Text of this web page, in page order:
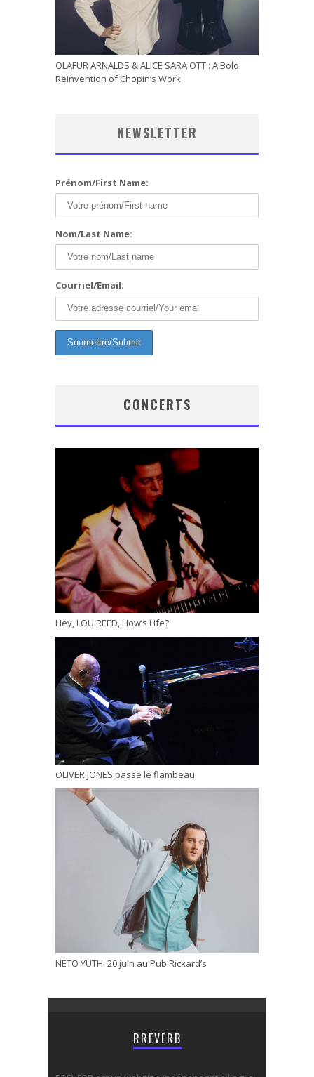
OLAFUR ARNALDS & ALICE SARA OTT : A Bold
Reinvention of Chopin’s Work
NEWSLETTER
Prénom/First Name:
Nom/Last Name:
Courriel/Email:
CONCERTS
Hey, LOU REED, How’s Life?
OLIVER JONES passe le flambeau
NETO YUTH: 20 juin au Pub Rickard’s
RREVERB